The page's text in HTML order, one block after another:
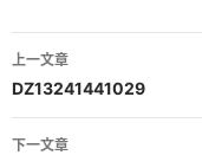
文
章
导
上一文章
DZ13241441029
下一文章